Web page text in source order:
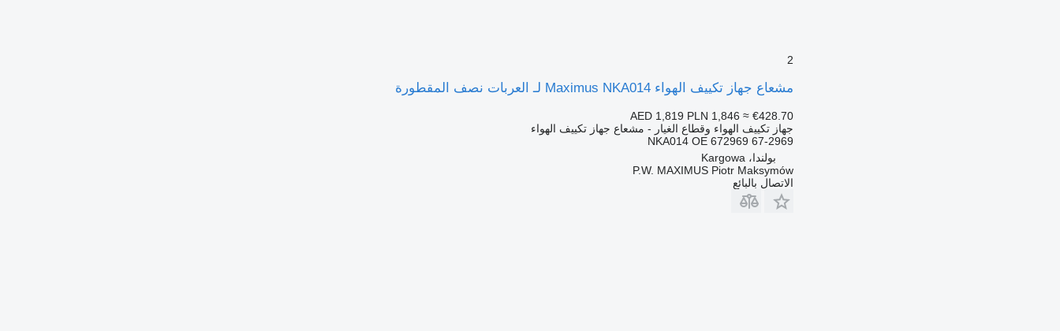
2
مشعاع جهاز تكييف الهواء Maximus NKA014 لـ العربات نصف المقطورة
AED 1,819 PLN 1,846 ≈ €428.70
جهاز تكييف الهواء وقطاع الغيار - مشعاع جهاز تكييف الهواء
NKA014 OE 672969 67-2969
بولندا، Kargowa
P.W. MAXIMUS Piotr Maksymów
الاتصال بالبائع